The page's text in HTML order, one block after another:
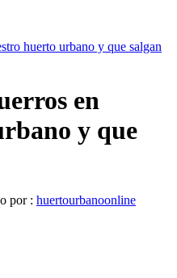
huerto urbano y que salgan
en
y que
por : huertourbanoonline